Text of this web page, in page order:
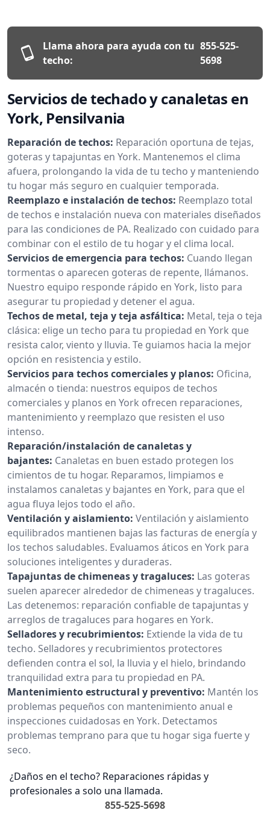
Llama ahora para ayuda con tu
techo:
855-525-
5698
Servicios de techado y canaletas en
York, Pensilvania
Reparación de techos: Reparación oportuna de tejas,
goteras y tapajuntas en York. Mantenemos el clima
afuera, prolongando la vida de tu techo y manteniendo
tu hogar más seguro en cualquier temporada.
Reemplazo e instalación de techos: Reemplazo total
de techos e instalación nueva con materiales diseñados
para las condiciones de PA. Realizado con cuidado para
combinar con el estilo de tu hogar y el clima local.
Servicios de emergencia para techos: Cuando llegan
tormentas o aparecen goteras de repente, llámanos.
Nuestro equipo responde rápido en York, listo para
asegurar tu propiedad y detener el agua.
Techos de metal, teja y teja asfáltica: Metal, teja o teja
clásica: elige un techo para tu propiedad en York que
resista calor, viento y lluvia. Te guiamos hacia la mejor
opción en resistencia y estilo.
Servicios para techos comerciales y planos: Oficina,
almacén o tienda: nuestros equipos de techos
comerciales y planos en York ofrecen reparaciones,
mantenimiento y reemplazo que resisten el uso
intenso.
Reparación/instalación de canaletas y
bajantes: Canaletas en buen estado protegen los
cimientos de tu hogar. Reparamos, limpiamos e
instalamos canaletas y bajantes en York, para que el
agua fluya lejos todo el año.
Ventilación y aislamiento: Ventilación y aislamiento
equilibrados mantienen bajas las facturas de energía y
los techos saludables. Evaluamos áticos en York para
soluciones inteligentes y duraderas.
Tapajuntas de chimeneas y tragaluces: Las goteras
suelen aparecer alrededor de chimeneas y tragaluces.
Las detenemos: reparación confiable de tapajuntas y
arreglos de tragaluces para hogares en York.
Selladores y recubrimientos: Extiende la vida de tu
techo. Selladores y recubrimientos protectores
defienden contra el sol, la lluvia y el hielo, brindando
tranquilidad extra para tu propiedad en PA.
Mantenimiento estructural y preventivo: Mantén los
problemas pequeños con mantenimiento anual e
inspecciones cuidadosas en York. Detectamos
problemas temprano para que tu hogar siga fuerte y
seco.
¿Daños en el techo? Reparaciones rápidas y
profesionales a solo una llamada.
855-525-5698